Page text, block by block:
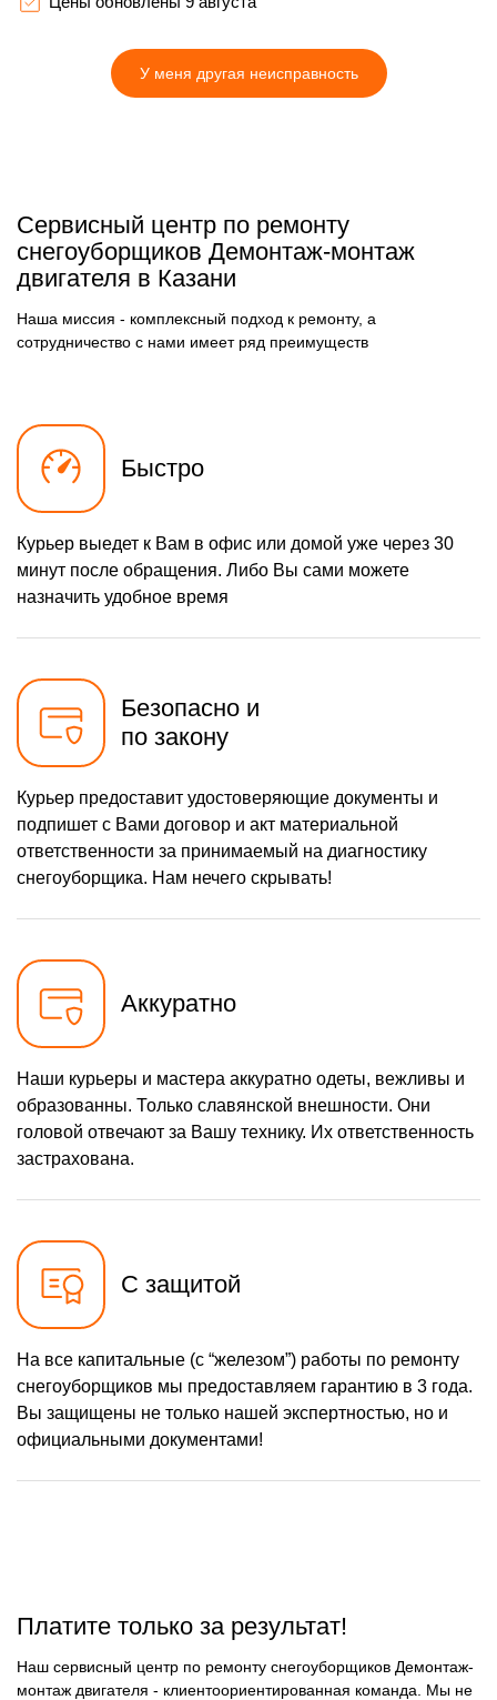
области двигателя и
Натяжка тросов
Чистка карбюратора
780 р
Замена/Pемонт шнека
1580 р
Замена/Pемонт
топливопровода
900 р
Замена/Pемонт стартера
Замена расходных
материалов карбюратора
Замена шины на колесном
Замена ремней
1100 р
Смазка втулок
600 р
Замена цепи привода
хода
Замена шкива привода
хода
1160 р
Замена (установка)
срезного болта
Заказать
Замена корпуса шнека
1650 р
Смазка осей привода
1400 р
Замена подшипника
колеса
Замена маховика
Замена кронштейна
трансмиссии
Заказать
Ремонт втулок колес
2500 р
Ремонт фрикционного
Ремонт редуктора
Замена катушки
зажигания
Замена глушителя Заказать
Замена подшипников
1100 р
У меня другая неисправность
Сервисный центр по ремонту
снегоуборщиков Демонтаж-монтаж
двигателя в Казани
Наша миссия - комплексный подход к ремонту, а
сотрудничество с нами имеет ряд преимуществ
Быстро
Курьер выедет к Вам в офис или домой уже через 30
минут после обращения. Либо Вы сами можете
назначить удобное время
Безопасно и
по закону
Курьер предоставит удостоверяющие документы и
подпишет с Вами договор и акт материальной
ответственности за принимаемый на диагностику
снегоуборщика. Нам нечего скрывать!
Аккуратно
Наши курьеры и мастера аккуратно одеты, вежливы и
образованны. Только славянской внешности. Они
головой отвечают за Вашу технику. Их ответственность
застрахована.
С защитой
На все капитальные (с “железом”) работы по ремонту
снегоуборщиков мы предоставляем гарантию в 3 года.
Вы защищены не только нашей экспертностью, но и
официальными документами!
Платите только за результат!
Наш сервисный центр по ремонту снегоуборщиков Демонтаж-
монтаж двигателя - клиентоориентированная команда. Мы не